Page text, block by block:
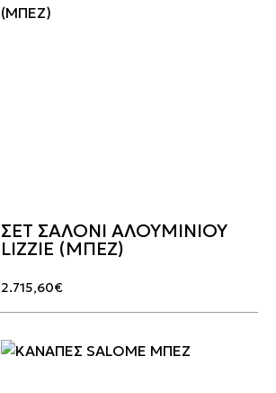
ΣΕΤ ΣΑΛΟΝΙ ΑΛΟΥΜΙΝΙΟΥ
LIZZIE (ΜΠΕΖ)
2.715,60€